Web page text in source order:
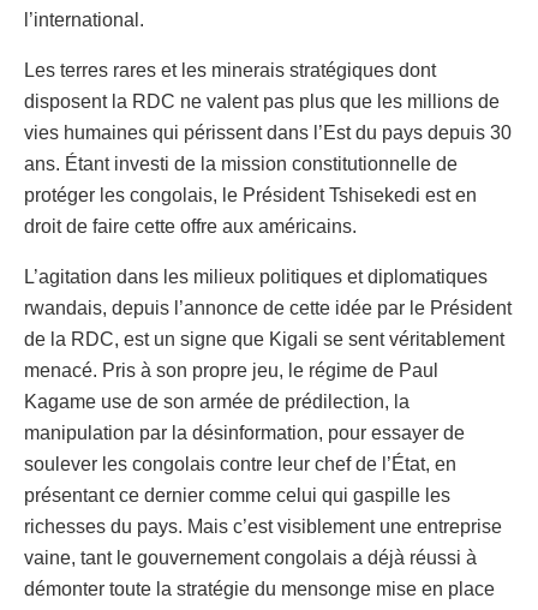
l’international.
Les terres rares et les minerais stratégiques dont
disposent la RDC ne valent pas plus que les millions de
vies humaines qui périssent dans l’Est du pays depuis 30
ans. Étant investi de la mission constitutionnelle de
protéger les congolais, le Président Tshisekedi est en
droit de faire cette offre aux américains.
L’agitation dans les milieux politiques et diplomatiques
rwandais, depuis l’annonce de cette idée par le Président
de la RDC, est un signe que Kigali se sent véritablement
menacé. Pris à son propre jeu, le régime de Paul
Kagame use de son armée de prédilection, la
manipulation par la désinformation, pour essayer de
soulever les congolais contre leur chef de l’État, en
présentant ce dernier comme celui qui gaspille les
richesses du pays. Mais c’est visiblement une entreprise
vaine, tant le gouvernement congolais a déjà réussi à
démonter toute la stratégie du mensonge mise en place